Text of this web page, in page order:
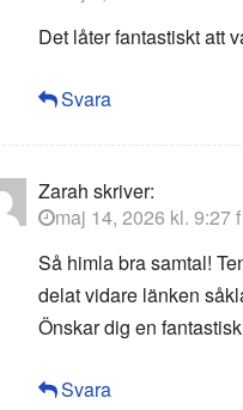
Det låter fantastiskt att
Svara
Zarah skriver:
maj 14, 2026 kl. 9:27
Så himla bra samtal!
delat vidare länken
Önskar dig en
Svara